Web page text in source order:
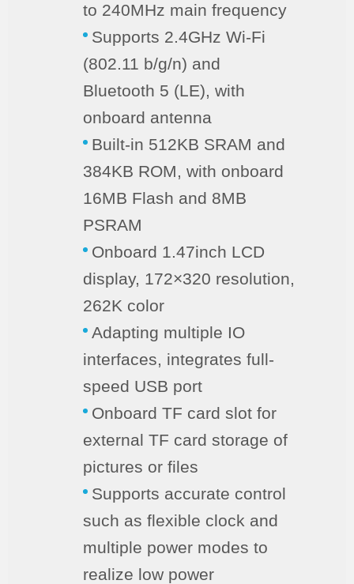
to 240MHz main frequency
Supports 2.4GHz Wi-Fi
(802.11 b/g/n) and
Bluetooth 5 (LE), with
onboard antenna
Built-in 512KB SRAM and
384KB ROM, with onboard
16MB Flash and 8MB
PSRAM
Onboard 1.47inch LCD
display, 172×320 resolution,
262K color
Adapting multiple IO
interfaces, integrates full-
speed USB port
Onboard TF card slot for
external TF card storage of
pictures or files
Supports accurate control
such as flexible clock and
multiple power modes to
realize low power